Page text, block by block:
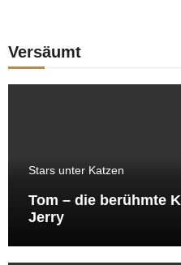
Versäumt
Stars unter Katzen
Tom – die berühmte
Jerry